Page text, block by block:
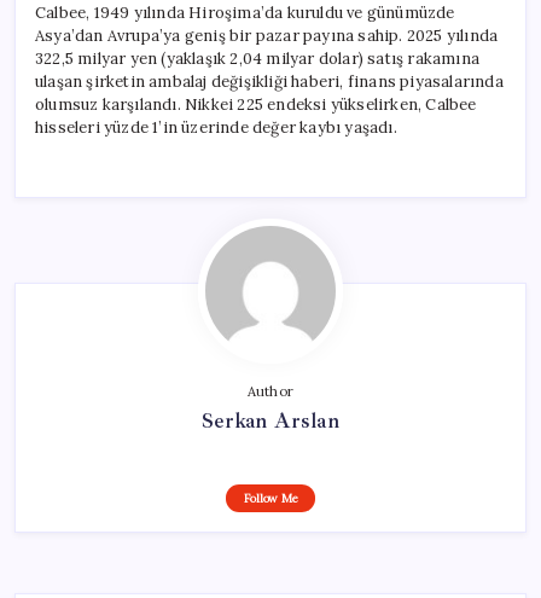
Calbee, 1949 yılında Hiroşima’da kuruldu ve günümüzde
Asya’dan Avrupa’ya geniş bir pazar payına sahip. 2025 yılında
322,5 milyar yen (yaklaşık 2,04 milyar dolar) satış rakamına
ulaşan şirketin ambalaj değişikliği haberi, finans piyasalarında
olumsuz karşılandı. Nikkei 225 endeksi yükselirken, Calbee
hisseleri yüzde 1’in üzerinde değer kaybı yaşadı.
Author
Serkan Arslan
Follow Me